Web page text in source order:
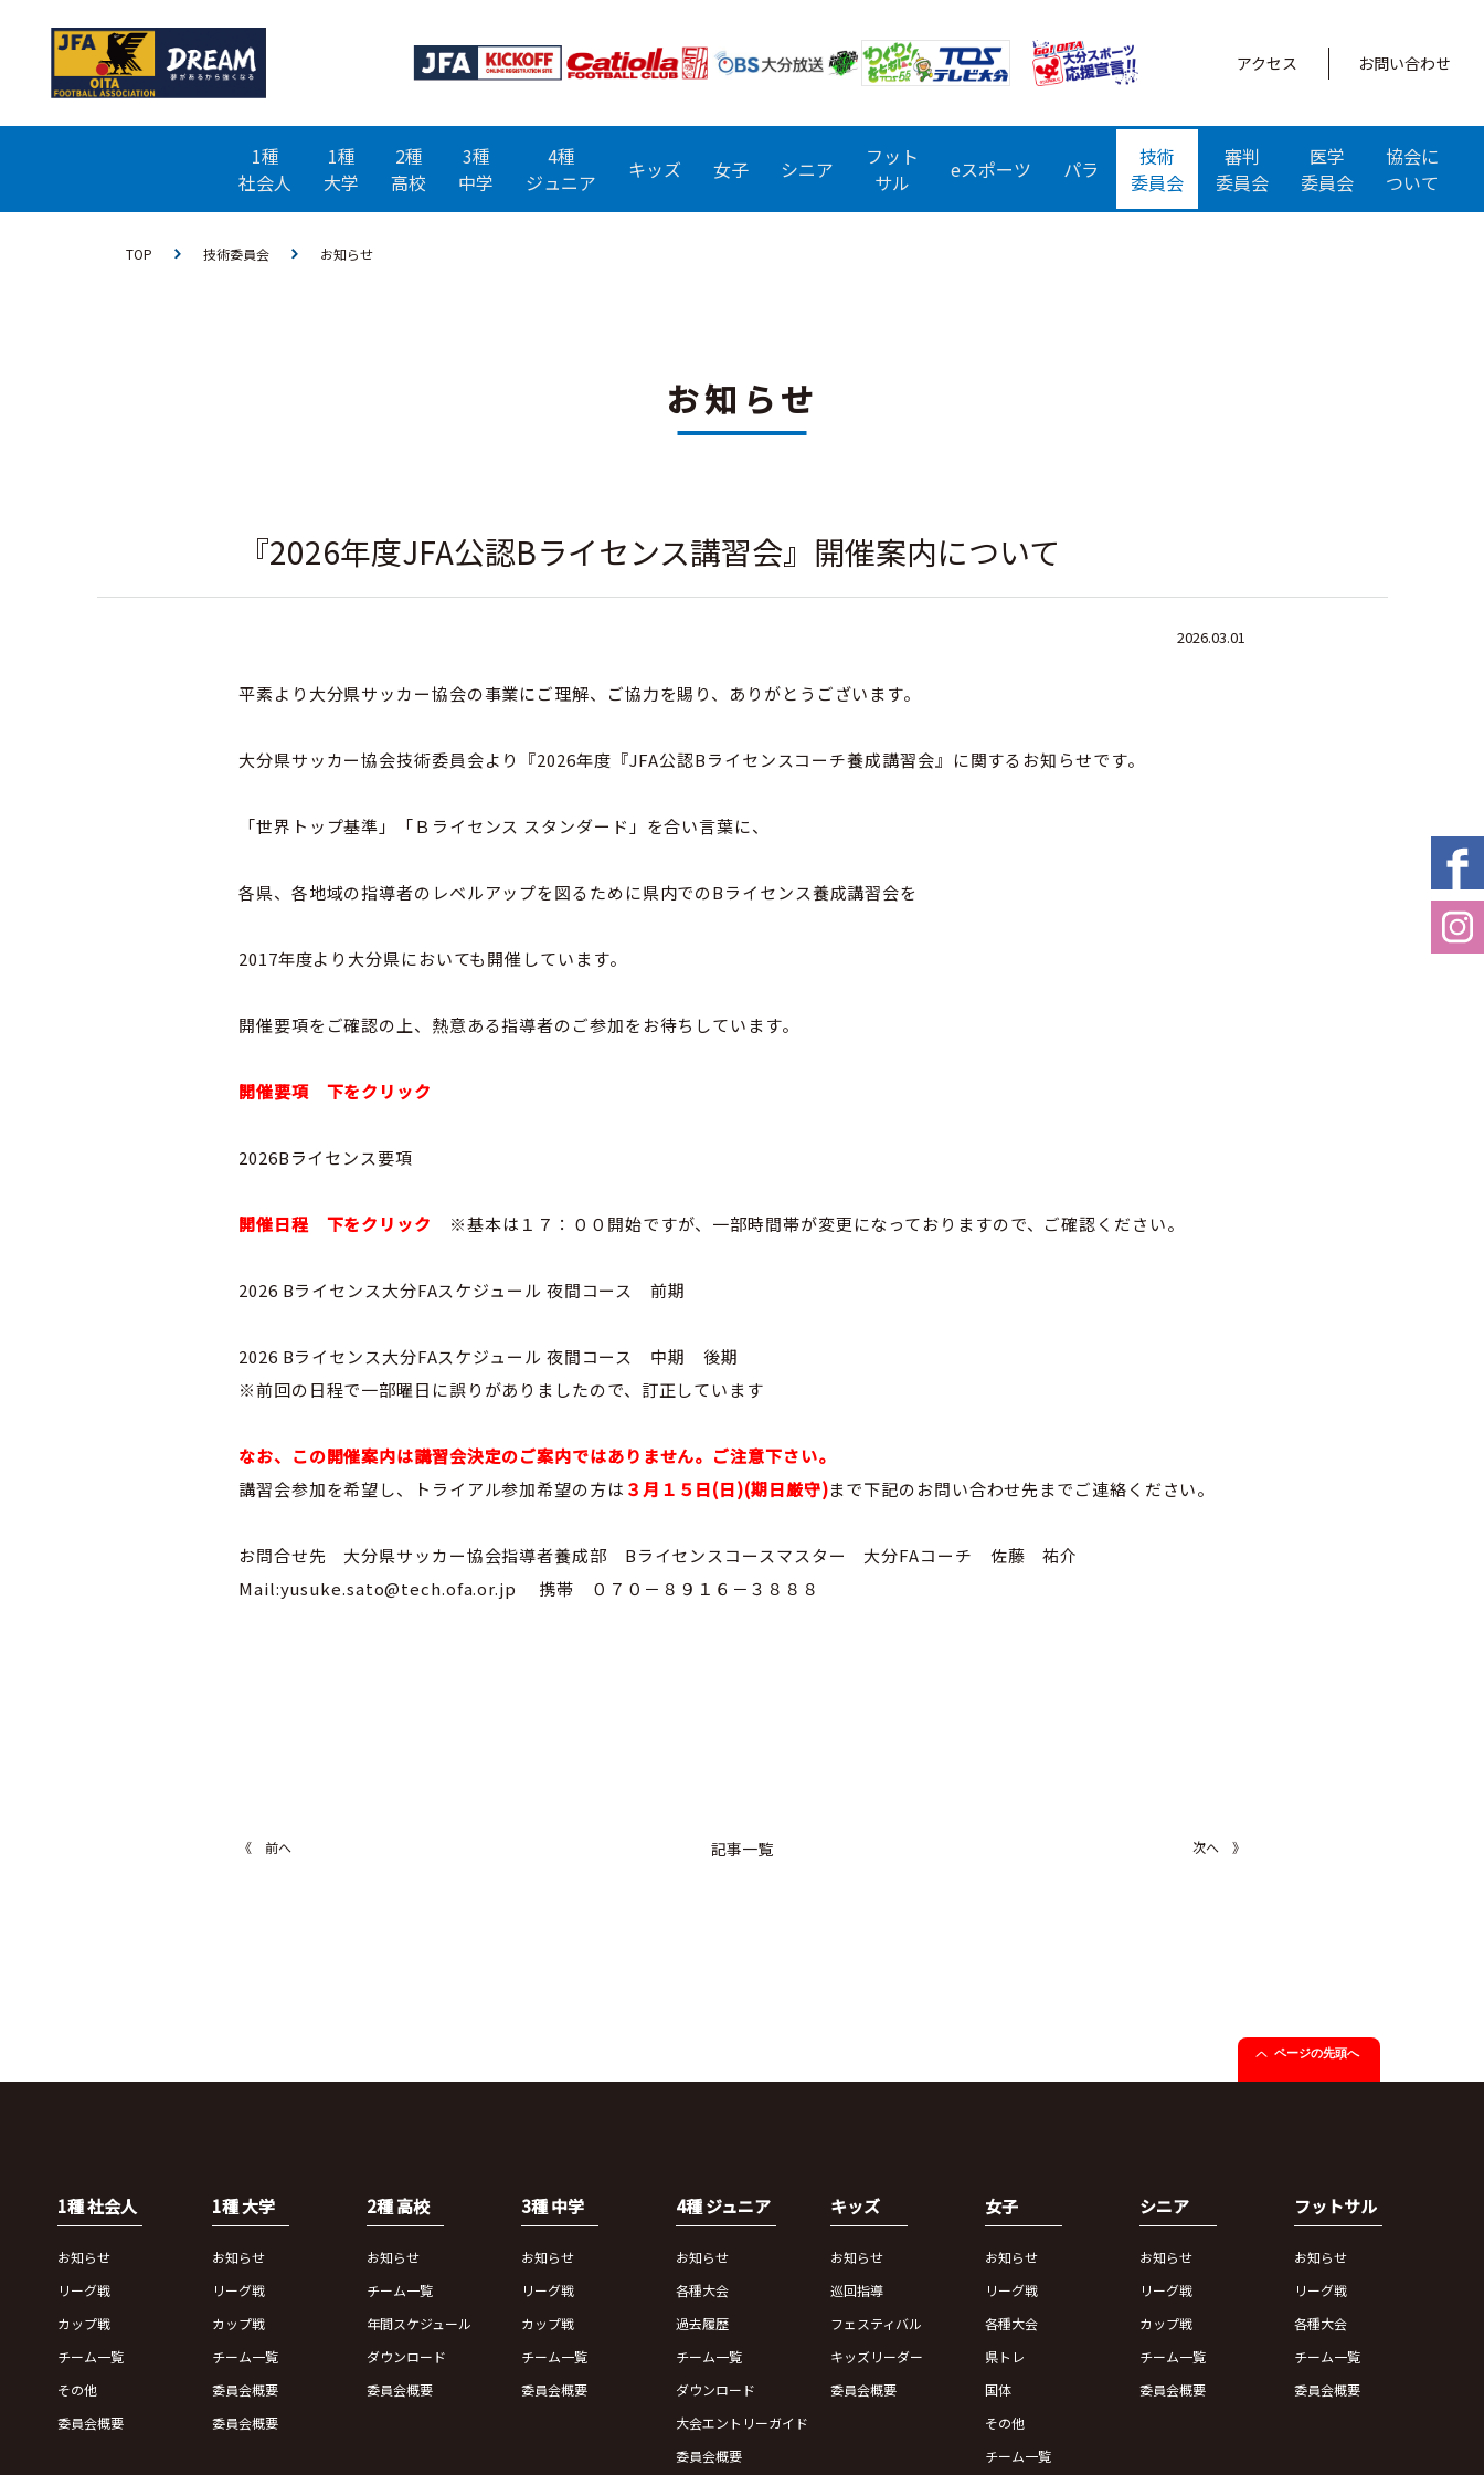
アクセス お問い合わせ
1種
社会人
1種
大学
2種
高校
3種
中学
4種
ジュニア
キッズ 女子 シニア
フット
サル
eスポーツ パラ
技術
委員会
審判
委員会
医学
委員会
協会に
ついて
TOP 技術委員会 お知らせ
お知らせ
『2026年度JFA公認Bライセンス講習会』開催案内について
2026.03.01
平素より大分県サッカー協会の事業にご理解、ご協力を賜り、ありがとうございます。
大分県サッカー協会技術委員会より『2026年度『JFA公認Bライセンスコーチ養成講習会』に関するお知らせです。
「世界トップ基準」「Ｂライセンス スタンダード」を合い言葉に、
各県、各地域の指導者のレベルアップを図るために県内でのBライセンス養成講習会を
2017年度より大分県においても開催しています。
開催要項をご確認の上、熱意ある指導者のご参加をお待ちしています。
開催要項 下をクリック
2026Bライセンス要項
開催日程 下をクリック ※基本は１７：００開始ですが、一部時間帯が変更になっておりますので、ご確認ください。
2026 Bライセンス大分FAスケジュール 夜間コース 前期
2026 Bライセンス大分FAスケジュール 夜間コース 中期 後期
※前回の日程で一部曜日に誤りがありましたので、訂正しています
なお、この開催案内は講習会決定のご案内ではありません。ご注意下さい。
講習会参加を希望し、トライアル参加希望の方は ３月１５日(日)(期日厳守)まで下記のお問い合わせ先までご連絡ください。
お問合せ先 大分県サッカー協会指導者養成部 Bライセンスコースマスター 大分FAコーチ 佐藤 祐介
Mail:yusuke.sato@tech.ofa.or.jp 携帯 ０７０－８９１６－３８８８
《 前へ 記事一覧 次へ 》
ページの先頭へ
1種 社会人
お知らせ
リーグ戦
カップ戦
チーム一覧
その他
委員会概要
1種 大学
お知らせ
リーグ戦
カップ戦
チーム一覧
委員会概要
委員会概要
2種 高校
お知らせ
チーム一覧
年間スケジュール
ダウンロード
委員会概要
3種 中学
お知らせ
リーグ戦
カップ戦
チーム一覧
委員会概要
4種 ジュニア
お知らせ
各種大会
過去履歴
チーム一覧
ダウンロード
大会エントリーガイド
委員会概要
キッズ
お知らせ
巡回指導
フェスティバル
キッズリーダー
委員会概要
女子
お知らせ
リーグ戦
各種大会
県トレ
国体
その他
チーム一覧
シニア
お知らせ
リーグ戦
カップ戦
チーム一覧
委員会概要
フットサル
お知らせ
リーグ戦
各種大会
チーム一覧
委員会概要